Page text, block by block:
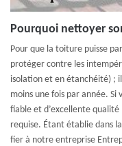
Pourquoi nettoyer
Pour que la toiture puisse
protéger contre les
isolation et en étanchéité) ;
moins une fois par année.
fiable et d’excellente
requise. Étant établie dans
fier à notre entreprise